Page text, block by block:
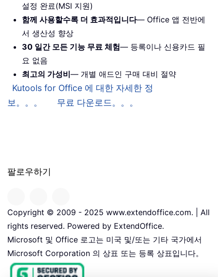
설정 완료(MSI 지원)
함께 사용할수록 더 효과적입니다— Office 앱 전반에
서 생산성 향상
30 일간 모든 기능 무료 체험— 등록이나 신용카드 필
요 없음
최고의 가성비— 개별 애드인 구매 대비 절약
Kutools for Office 에 대한 자세한 정
보。。。
무료 다운로드。。。
팔로우하기
Copyright © 2009 - 2025 www.extendoffice.com. | All
rights reserved. Powered by ExtendOffice.
Microsoft 및 Office 로고는 미국 및/또는 기타 국가에서
Microsoft Corporation 의 상표 또는 등록 상표입니다。